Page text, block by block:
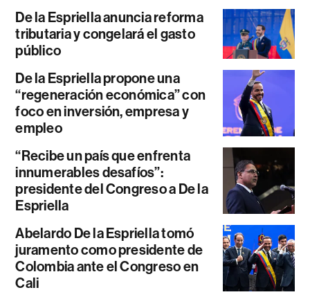
De la Espriella anuncia reforma
tributaria y congelará el gasto
público
De la Espriella propone una
“regeneración económica” con
foco en inversión, empresa y
empleo
“Recibe un país que enfrenta
innumerables desafíos”:
presidente del Congreso a De la
Espriella
Abelardo De la Espriella tomó
juramento como presidente de
Colombia ante el Congreso en
Cali